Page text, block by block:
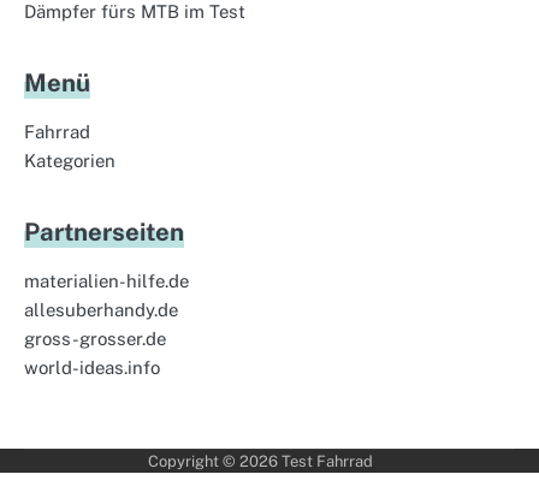
Dämpfer fürs MTB im Test
Menü
Fahrrad
Kategorien
Partnerseiten
materialien-hilfe.de
allesuberhandy.de
gross-grosser.de
world-ideas.info
Copyright © 2026 Test Fahrrad